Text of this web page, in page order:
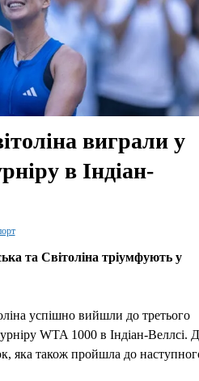
виграли у
в Індіан-
та Світоліна тріумфують у
успішно вийшли до третього
WTA 1000 в Індіан-Веллсі.
яка також пройшла до